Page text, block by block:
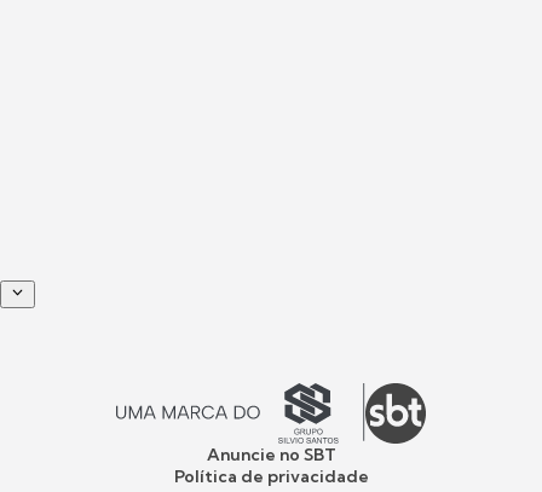
Anuncie no SBT
Política de privacidade